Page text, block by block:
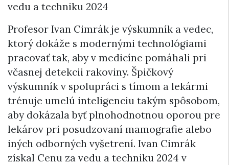
vedu a techniku 2024
Profesor Ivan Cimrák je výskumník a vedec,
ktorý dokáže s modernými technológiami
pracovať tak, aby v medicíne pomáhali pri
včasnej detekcii rakoviny. Špičkový
výskumník v spolupráci s tímom a lekármi
trénuje umelú inteligenciu takým spôsobom,
aby dokázala byť plnohodnotnou oporou pre
lekárov pri posudzovaní mamografie alebo
iných odborných vyšetrení. Ivan Cimrák
získal Cenu za vedu a techniku 2024 v